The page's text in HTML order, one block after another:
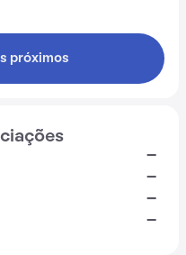
próximos
-
-
-
-